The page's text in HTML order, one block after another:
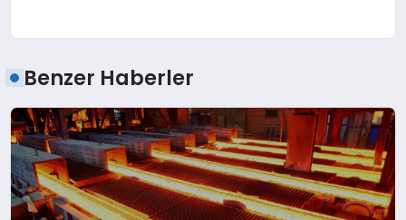
Benzer Haberler